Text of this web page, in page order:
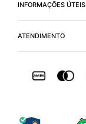
INFORMAÇÕES ÚTEIS
ATENDIMENTO